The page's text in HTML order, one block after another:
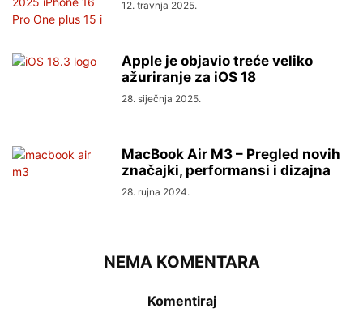
12. travnja 2025.
Apple je objavio treće veliko
ažuriranje za iOS 18
28. siječnja 2025.
MacBook Air M3 – Pregled novih
značajki, performansi i dizajna
28. rujna 2024.
NEMA KOMENTARA
Komentiraj